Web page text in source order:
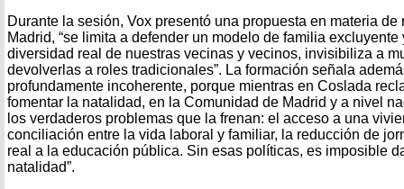
Durante la sesión, Vox presentó una propuesta en materia
Madrid, “se limita a defender un modelo de familia
diversidad real de nuestras vecinas y vecinos, invisibiliza a
devolverlas a roles tradicionales”. La formación señala
profundamente incoherente, porque mientras en Coslada
fomentar la natalidad, en la Comunidad de Madrid y a nivel
los verdaderos problemas que la frenan: el acceso a una
conciliación entre la vida laboral y familiar, la reducción de
real a la educación pública. Sin esas políticas, es imposible
natalidad”.